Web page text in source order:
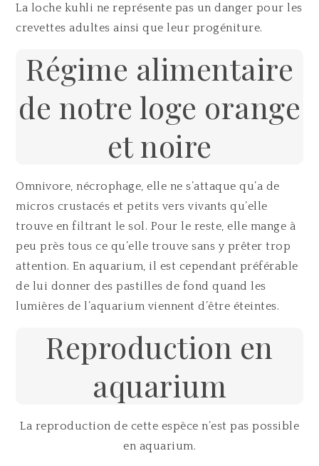
La loche kuhli ne représente pas un danger pour les
crevettes adultes ainsi que leur progéniture.
Régime alimentaire
de notre loge orange
et noire
Omnivore, nécrophage, elle ne s’attaque qu’a de
micros crustacés et petits vers vivants qu’elle
trouve en filtrant le sol. Pour le reste, elle mange à
peu près tous ce qu’elle trouve sans y prêter trop
attention. En aquarium, il est cependant préférable
de lui donner des pastilles de fond quand les
lumières de l’aquarium viennent d’être éteintes.
Reproduction en
aquarium
La reproduction de cette espèce n’est pas possible
en aquarium.